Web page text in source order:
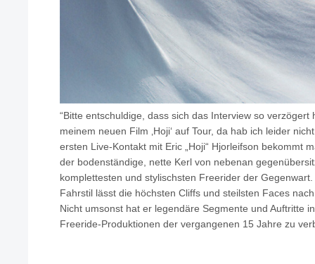
“Bitte entschuldige, dass sich das Interview so verzögert
meinem neuen Film ‚Hoji‘ auf Tour, da hab ich leider
ersten Live-Kontakt mit Eric „Hoji“ Hjorleifson bekommt
der bodenständige, nette Kerl von nebenan
komplettesten und stylischsten Freerider der
Fahrstil lässt die höchsten Cliffs und steilsten Faces
Nicht umsonst hat er legendäre Segmente und Auftritte
Freeride-Produktionen der vergangenen 15 Jahre zu